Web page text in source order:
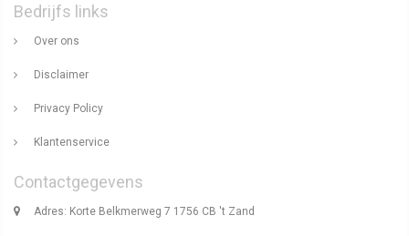
Bedrijfs links
Over ons
Disclaimer
Privacy Policy
Klantenservice
Contactgegevens
Adres: Korte Belkmerweg 7 1756 CB 't Zand